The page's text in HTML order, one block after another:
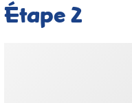
Étape2